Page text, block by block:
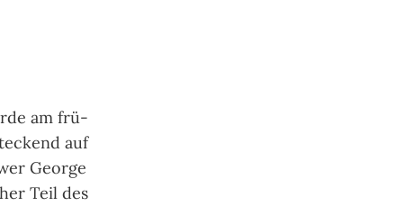
am frü­
auf
George
Teil des